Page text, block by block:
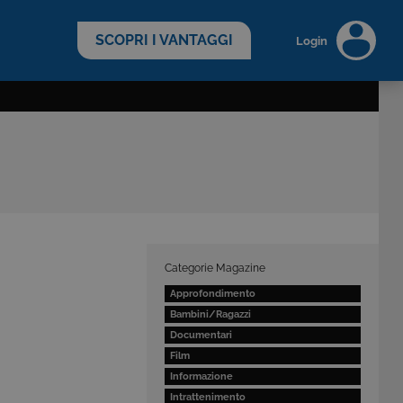
SCOPRI I VANTAGGI Login
Categorie Magazine
Approfondimento
Bambini/Ragazzi
Documentari
Film
Informazione
Intrattenimento